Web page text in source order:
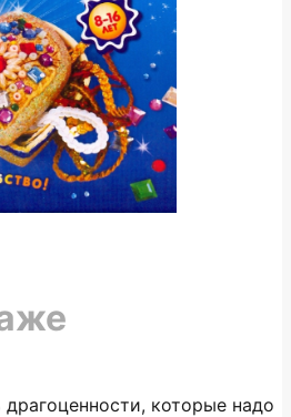
которые надо